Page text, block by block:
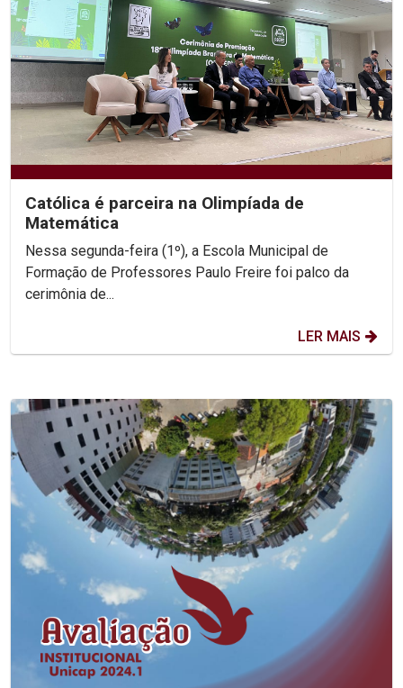
Católica é parceira na Olimpíada de
Matemática
Nessa segunda-feira (1º), a Escola Municipal de
Formação de Professores Paulo Freire foi palco da
cerimônia de...
LER MAIS